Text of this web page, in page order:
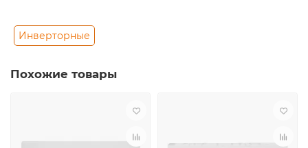
Инверторные
Похожие товары